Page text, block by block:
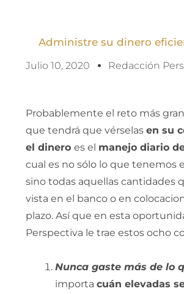
Administre su dinero
Julio 10, 2020 Redacción
Probablemente el reto más
que tendrá que vérselas en su
el dinero es el manejo diario
cual es no sólo lo que tenemos
sino todas aquellas cantidades
vista en el banco o en
plazo. Así que en esta
Perspectiva le trae estos ocho
Nunca gaste más de lo
importa cuán elevadas